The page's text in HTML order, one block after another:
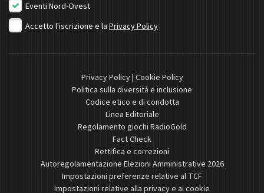
Eventi Nord-Ovest
Accetto l'iscrizione e la Privacy Policy
Privacy Policy| Cookie Policy
Politica sulla diversità e inclusione
Codice etico e di condotta
Linea Editoriale
Regolamento giochi RadioGold
Fact Check
Rettifica e correzioni
Autoregolamentazione Elezioni Amministrative 2026
Impostazioni preferenze relative al TCF
Impostazioni relative alla privacy e ai cookie